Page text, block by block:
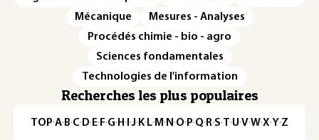
Mécanique
Mesures - Analyses
Procédés chimie - bio - agro
Sciences fondamentales
Technologies de l'information
Recherches les plus populaires
TOP·A·B·C· D· E· F·G· H · ·J· K· L· M · N ·O· P·Q· R·S·T·U·V·W·X·Y·Z